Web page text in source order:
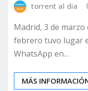
torrent al dia
Madrid, 3 de marzo
febrero tuvo lugar
WhatsApp en…
MÁS